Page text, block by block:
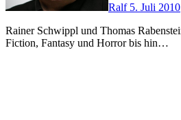
Ralf 5. Juli 2010
Rainer Schwippl und Thomas Rabenstein zeichnen für das Online-Download-Magazin SpecFlash verantwortlich. „SpecFlash“ steht als Synonym für Spekulative Fiktion und beinhaltet alle Genre von Science
Fiction, Fantasy und Horror bis hin…